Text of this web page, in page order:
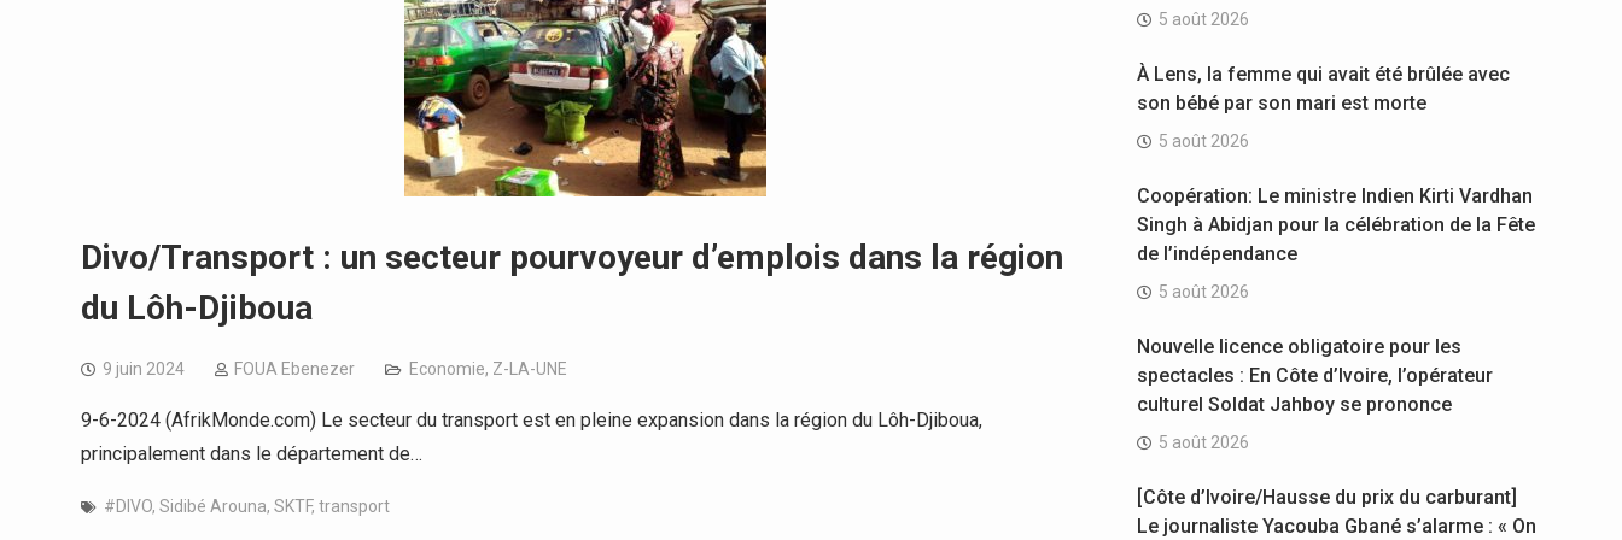
Divo/Transport : un secteur pourvoyeur d’emplois dans la région
du Lôh-Djiboua
9 juin 2024 FOUA Ebenezer Economie, Z-LA-UNE
9-6-2024 (AfrikMonde.com) Le secteur du transport est en pleine expansion dans la région du Lôh-Djiboua,
principalement dans le département de…
#DIVO, Sidibé Arouna, SKTF, transport
5 août 2026
À Lens, la femme qui avait été brûlée avec
son bébé par son mari est morte
5 août 2026
Coopération: Le ministre Indien Kirti Vardhan
Singh à Abidjan pour la célébration de la Fête
de l’indépendance
5 août 2026
Nouvelle licence obligatoire pour les
spectacles : En Côte d’Ivoire, l’opérateur
culturel Soldat Jahboy se prononce
5 août 2026
[Côte d’Ivoire/Hausse du prix du carburant]
Le journaliste Yacouba Gbané s’alarme : « On